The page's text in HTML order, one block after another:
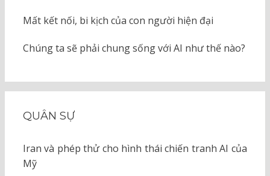
Mất kết nối, bi kịch của con người hiện đại
Chúng ta sẽ phải chung sống với AI như thế nào?
QUÂN SỰ
Iran và phép thử cho hình thái chiến tranh AI của
Mỹ